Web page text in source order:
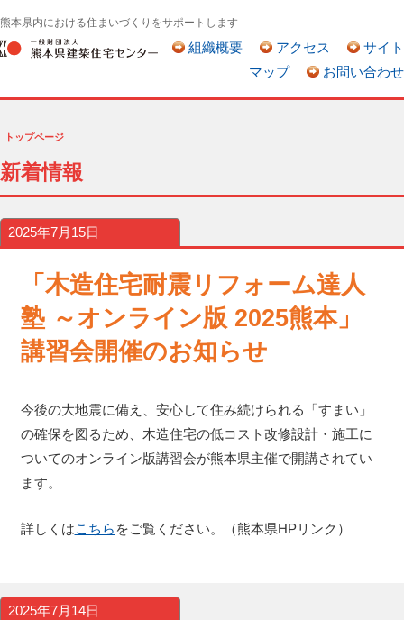
熊本県内における住まいづくりをサポートします
組織概要 アクセス
サイト
マップ
お問い合わせ
トップページ
新着情報
2025年7月15日
「木造住宅耐震リフォーム達人
塾 ～オンライン版 2025熊本」
講習会開催のお知らせ
今後の大地震に備え、安心して住み続けられる「すまい」
の確保を図るため、木造住宅の低コスト改修設計・施工に
ついてのオンライン版講習会が熊本県主催で開講されてい
ます。
詳しくはこちら をご覧ください。（熊本県HPリンク）
2025年7月14日